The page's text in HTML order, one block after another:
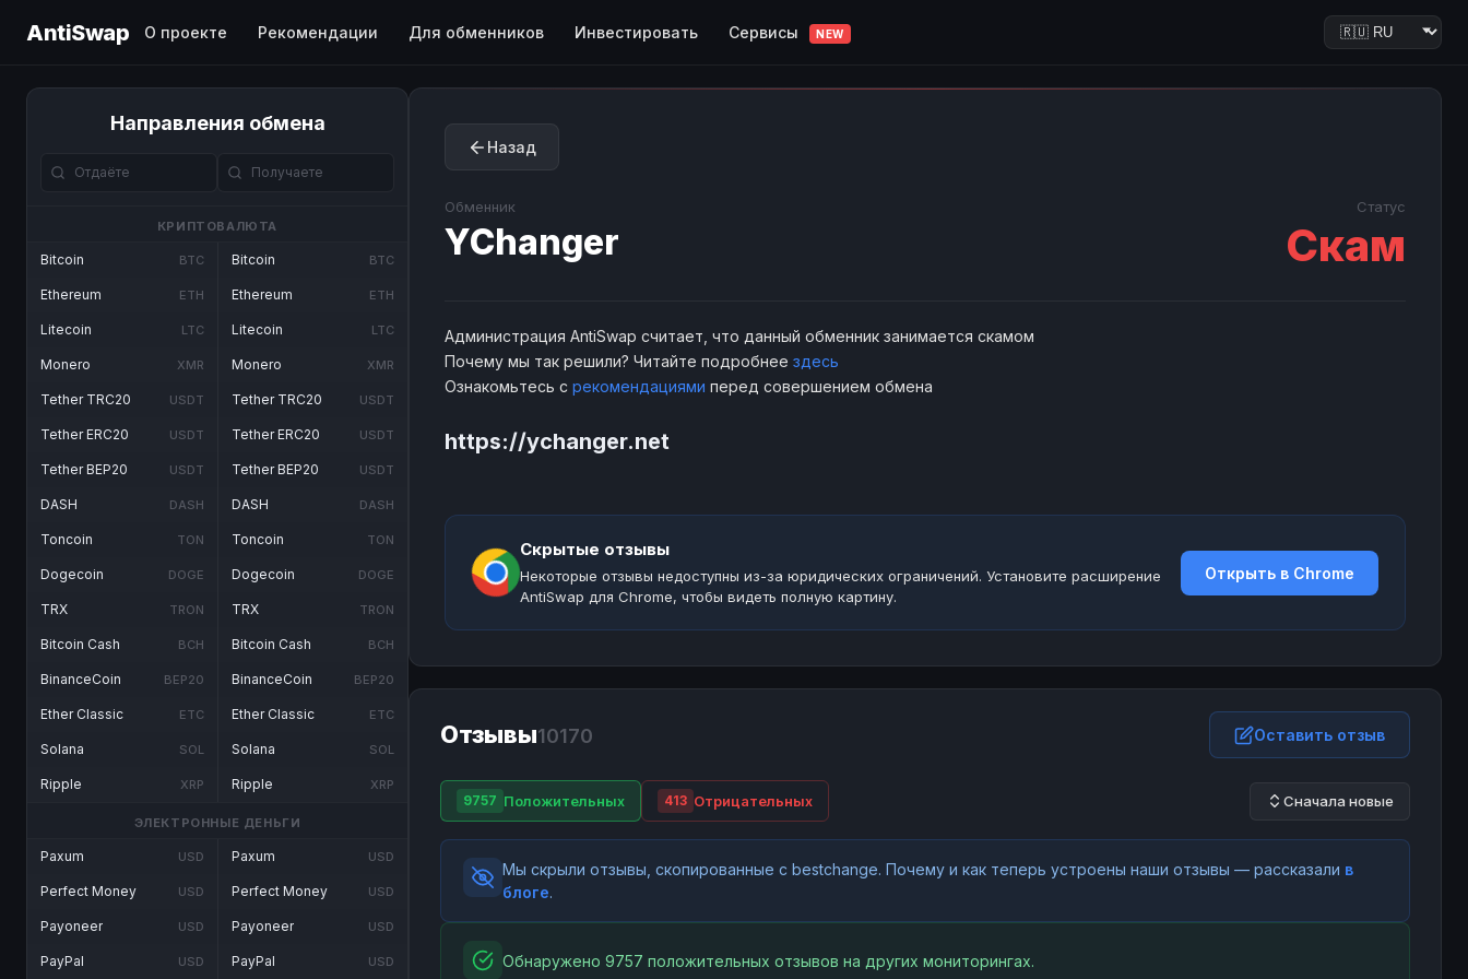
AntiSwap О проекте Рекомендации Для обменников Инвестировать Сервисы NEW
Направления обмена
КРИПТОВАЛЮТА
Bitcoin BTC
Ethereum ETH
Litecoin LTC
Monero XMR
Tether TRC20 USDT
Tether ERC20 USDT
Tether BEP20 USDT
DASH DASH
Toncoin TON
Dogecoin DOGE
TRX TRON
Bitcoin Cash BCH
BinanceCoin BEP20
Ether Classic ETC
Solana SOL
Ripple XRP
Bitcoin BTC
Ethereum ETH
Litecoin LTC
Monero XMR
Tether TRC20 USDT
Tether ERC20 USDT
Tether BEP20 USDT
DASH DASH
Toncoin TON
Dogecoin DOGE
TRX TRON
Bitcoin Cash BCH
BinanceCoin BEP20
Ether Classic ETC
Solana SOL
Ripple XRP
ЭЛЕКТРОННЫЕ ДЕНЬГИ
Paxum USD
Perfect Money USD
Payoneer USD
PayPal USD
Paxum USD
Perfect Money USD
Payoneer USD
PayPal USD
Назад
Обменник
YChanger
Статус
Скам
Администрация AntiSwap считает, что данный обменник занимается скамом
Почему мы так решили? Читайте подробнее здесь
Ознакомьтесь с рекомендациями перед совершением обмена
https://ychanger.net
Скрытые отзывы
Некоторые отзывы недоступны из-за юридических ограничений. Установите расширение
AntiSwap для Chrome, чтобы видеть полную картину.
Открыть в Chrome
Отзывы10170 Оставить отзыв
9757 Положительных 413 Отрицательных Сначала новые
Мы скрыли отзывы, скопированные с bestchange. Почему и как теперь устроены наши отзывы — рассказали в
блоге.
Обнаружено 9757 положительных отзывов на других мониторингах.